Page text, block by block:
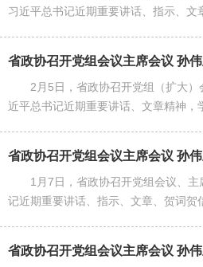
习近平总书记近期重要讲话、指示、文
2月5日，省政协召开党组（扩大
近平总书记近期重要讲话、文章精神，
1月7日，省政协召开党组会议、
记近期重要讲话、指示、文章、贺词贺